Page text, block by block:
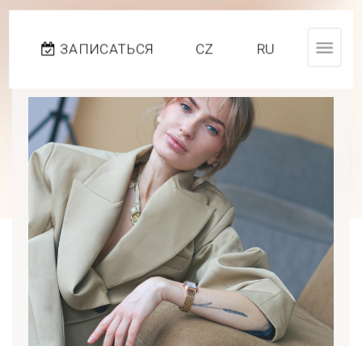
ЗАПИСАТЬСЯ CZ RU